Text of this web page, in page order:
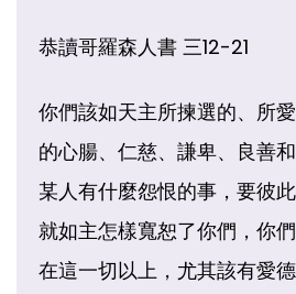
恭讀哥羅森人書 三12-21
你們該如天主所揀選的、所
的心腸、仁慈、謙卑、良善
某人有什麼怨恨的事，要彼
就如主怎樣寬恕了你們，你
在這一切以上，尤其該有愛